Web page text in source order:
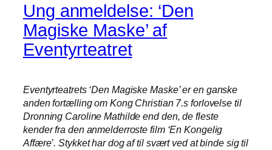
Ung anmeldelse: ‘Den
Magiske Maske’ af
Eventyrteatret
Eventyrteatrets ‘Den Magiske Maske’ er en ganske
anden fortælling om Kong Christian 7.s forlovelse til
Dronning Caroline Mathilde end den, de fleste
kender fra den anmelderroste film ‘En Kongelig
Affære’. Stykket har dog af til svært ved at binde sig til